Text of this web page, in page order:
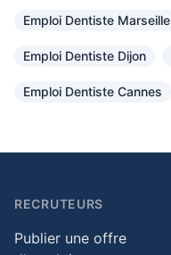
Emploi Dentiste Marseille
Emploi Dentiste Dijon
Emploi Dentiste Cannes
RECRUTEURS
Publier une offre